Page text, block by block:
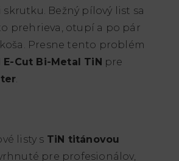
skrutku. Bežný pílový list sa
prehrieva, otupí a po pár
Presne tento problém
E-Cut Bi-Metal TiN pre
.
listy s TiN titánovou
pre profesionálov,